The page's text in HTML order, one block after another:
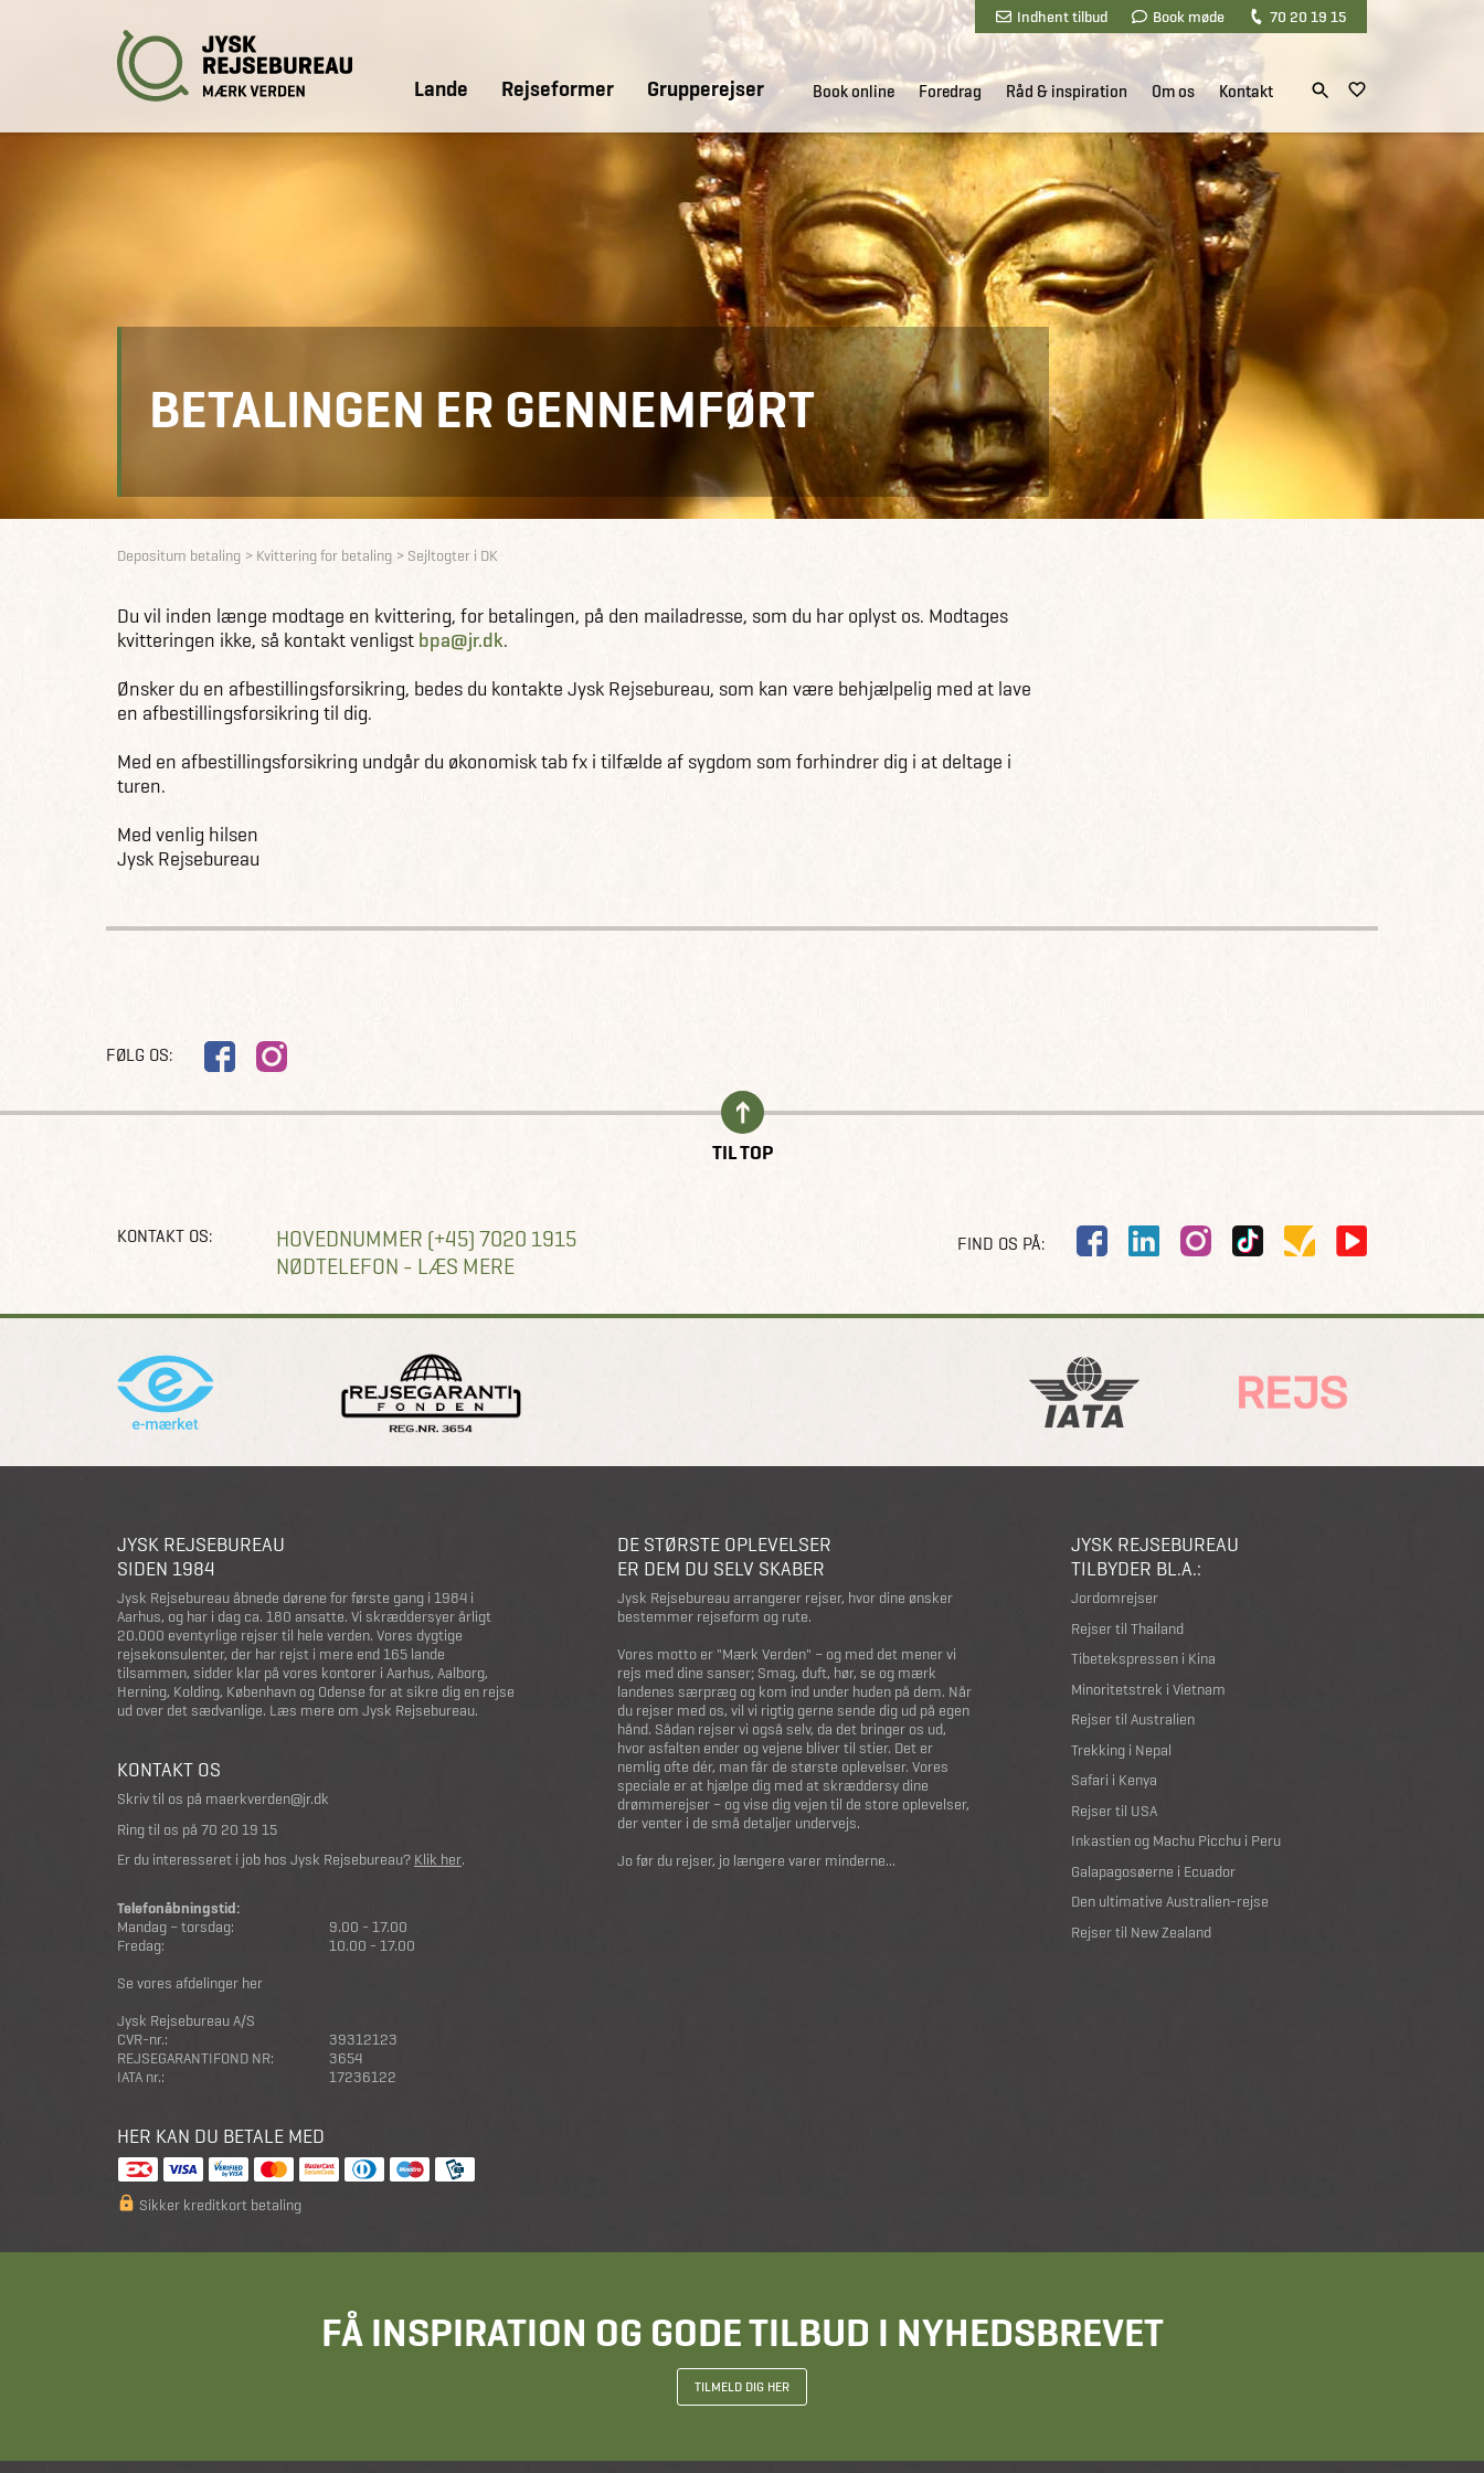
Indhent tilbud Book møde 70 20 19 15
Lande Rejseformer Grupperejser Book online Foredrag Råd & inspiration Om os Kontakt
BETALINGEN ER GENNEMFØRT
Depositum betaling Kvittering for betaling Sejltogter i DK
Du vil inden længe modtage en kvittering, for betalingen, på den mailadresse, som du har oplyst os. Modtages
kvitteringen ikke, så kontakt venligst bpa@jr.dk.
Ønsker du en afbestillingsforsikring, bedes du kontakte Jysk Rejsebureau, som kan være behjælpelig med at lave
en afbestillingsforsikring til dig.
Med en afbestillingsforsikring undgår du økonomisk tab fx i tilfælde af sygdom som forhindrer dig i at deltage i
turen.
Med venlig hilsen
Jysk Rejsebureau
FØLG OS:
TIL TOP
KONTAKT OS:
HOVEDNUMMER (+45) 7020 1915
NØDTELEFON - LÆS MERE
FIND OS PÅ:
JYSK REJSEBUREAU
SIDEN 1984
Jysk Rejsebureau åbnede dørene for første gang i 1984 i
Aarhus, og har i dag ca. 180 ansatte. Vi skræddersyer årligt
20.000 eventyrlige rejser til hele verden. Vores dygtige
rejsekonsulenter, der har rejst i mere end 165 lande
tilsammen, sidder klar på vores kontorer i Aarhus, Aalborg,
Herning, Kolding, København og Odense for at sikre dig en rejse
ud over det sædvanlige. Læs mere om Jysk Rejsebureau.
KONTAKT OS
Skriv til os på maerkverden@jr.dk
Ring til os på 70 20 19 15
Er du interesseret i job hos Jysk Rejsebureau? Klik her.
Telefonåbningstid:
Mandag – torsdag:
9.00 - 17.00
Fredag:
10.00 - 17.00
Se vores afdelinger her
Jysk Rejsebureau A/S
CVR-nr.:
39312123
REJSEGARANTIFOND NR:
3654
IATA nr.:
17236122
HER KAN DU BETALE MED
Sikker kreditkort betaling
DE STØRSTE OPLEVELSER
ER DEM DU SELV SKABER
Jysk Rejsebureau arrangerer rejser, hvor dine ønsker
bestemmer rejseform og rute.
Vores motto er "Mærk Verden" – og med det mener vi
rejs med dine sanser; Smag, duft, hør, se og mærk
landenes særpræg og kom ind under huden på dem. Når
du rejser med os, vil vi rigtig gerne sende dig ud på egen
hånd. Sådan rejser vi også selv, da det bringer os ud,
hvor asfalten ender og vejene bliver til stier. Det er
nemlig ofte dér, man får de største oplevelser. Vores
speciale er at hjælpe dig med at skræddersy dine
drømmerejser – og vise dig vejen til de store oplevelser,
der venter i de små detaljer undervejs.
Jo før du rejser, jo længere varer minderne...
JYSK REJSEBUREAU
TILBYDER BL.A.:
Jordomrejser
Rejser til Thailand
Tibetekspressen i Kina
Minoritetstrek i Vietnam
Rejser til Australien
Trekking i Nepal
Safari i Kenya
Rejser til USA
Inkastien og Machu Picchu i Peru
Galapagosøerne i Ecuador
Den ultimative Australien-rejse
Rejser til New Zealand
FÅ INSPIRATION OG GODE TILBUD I NYHEDSBREVET
TILMELD DIG HER